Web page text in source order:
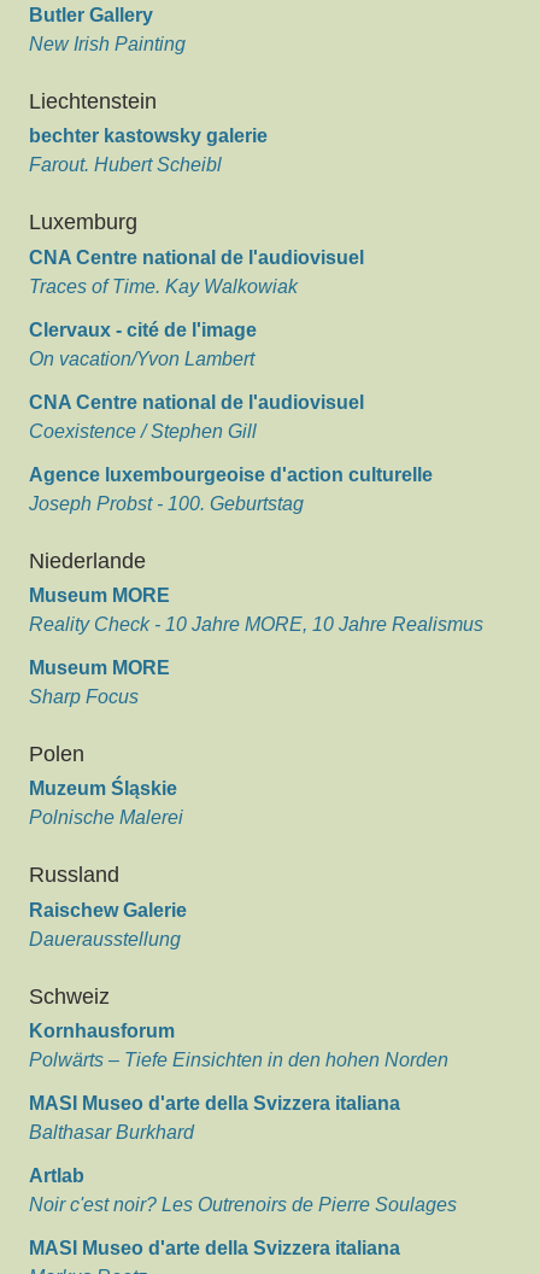
Butler Gallery
New Irish Painting
Liechtenstein
bechter kastowsky galerie
Farout. Hubert Scheibl
Luxemburg
CNA Centre national de l'audiovisuel
Traces of Time. Kay Walkowiak
Clervaux - cité de l'image
On vacation/Yvon Lambert
CNA Centre national de l'audiovisuel
Coexistence / Stephen Gill
Agence luxembourgeoise d'action culturelle
Joseph Probst - 100. Geburtstag
Niederlande
Museum MORE
Reality Check - 10 Jahre MORE, 10 Jahre Realismus
Museum MORE
Sharp Focus
Polen
Muzeum Śląskie
Polnische Malerei
Russland
Raischew Galerie
Dauerausstellung
Schweiz
Kornhausforum
Polwärts – Tiefe Einsichten in den hohen Norden
MASI Museo d'arte della Svizzera italiana
Balthasar Burkhard
Artlab
Noir c'est noir? Les Outrenoirs de Pierre Soulages
MASI Museo d'arte della Svizzera italiana